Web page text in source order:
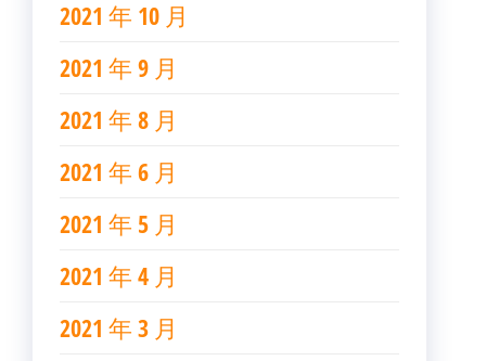
2021 年 10 月
2021 年 9 月
2021 年 8 月
2021 年 6 月
2021 年 5 月
2021 年 4 月
2021 年 3 月